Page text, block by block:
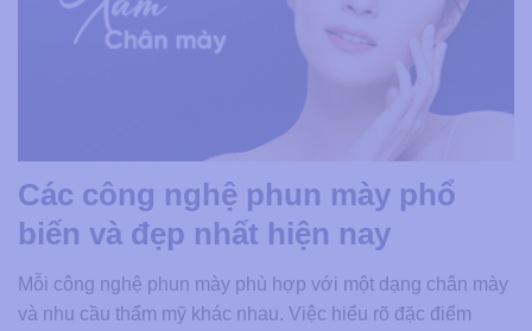
Các công nghệ phun mày phổ
biến và đẹp nhất hiện nay
Mỗi công nghệ phun mày phù hợp với một dạng chân mày
và nhu cầu thẩm mỹ khác nhau. Việc hiểu rõ đặc điểm